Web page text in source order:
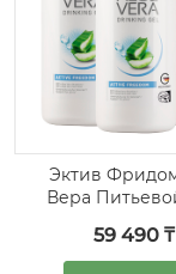
Эктив
Вера
59 490 ₸